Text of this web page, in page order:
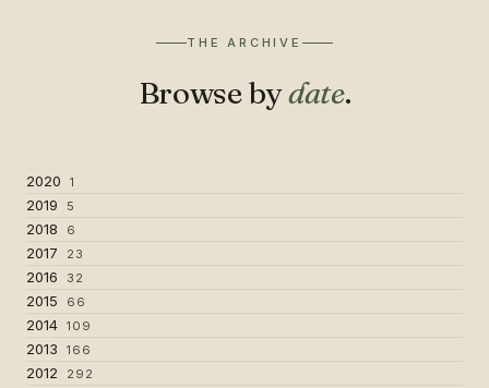
THE ARCHIVE
Browse bydate.
2020 1
2019 5
2018 6
2017 23
2016 32
2015 66
2014 109
2013 166
2012 292